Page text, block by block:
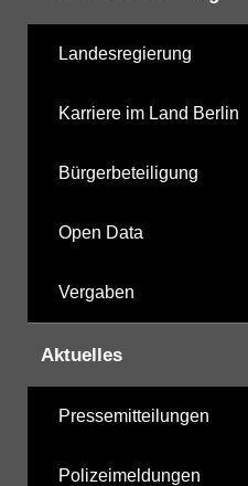
Landesregierung
Karriere im Land Berlin
Bürgerbeteiligung
Open Data
Vergaben
Aktuelles
Pressemitteilungen
Polizeimeldungen